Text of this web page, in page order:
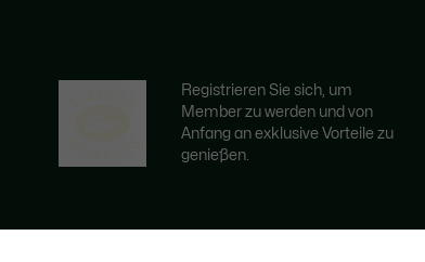
Registrieren Sie sich, um
Member zu werden und von
Anfang an exklusive Vorteile zu
genießen.